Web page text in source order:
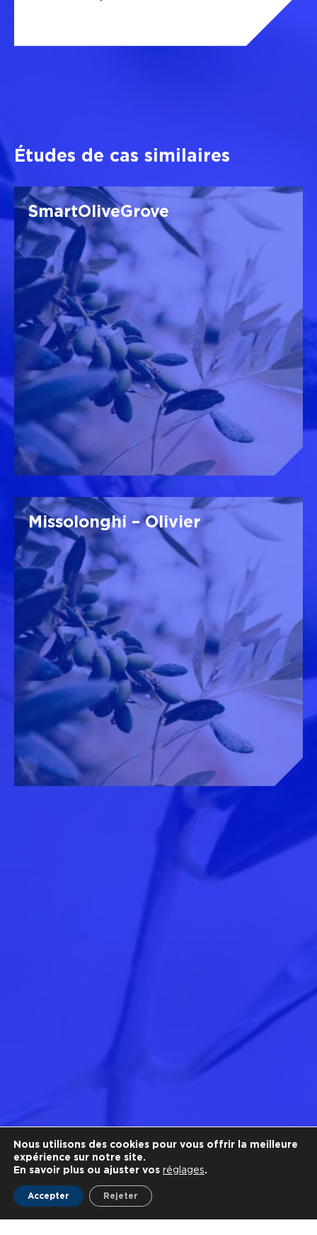
Études de cas similaires
SmartOliveGrove
Missolonghi – Olivier
Nous utilisons des cookies pour vous offrir la meilleure
expérience sur notre site.
En savoir plus ou ajuster vos réglages.
Accepter Rejeter